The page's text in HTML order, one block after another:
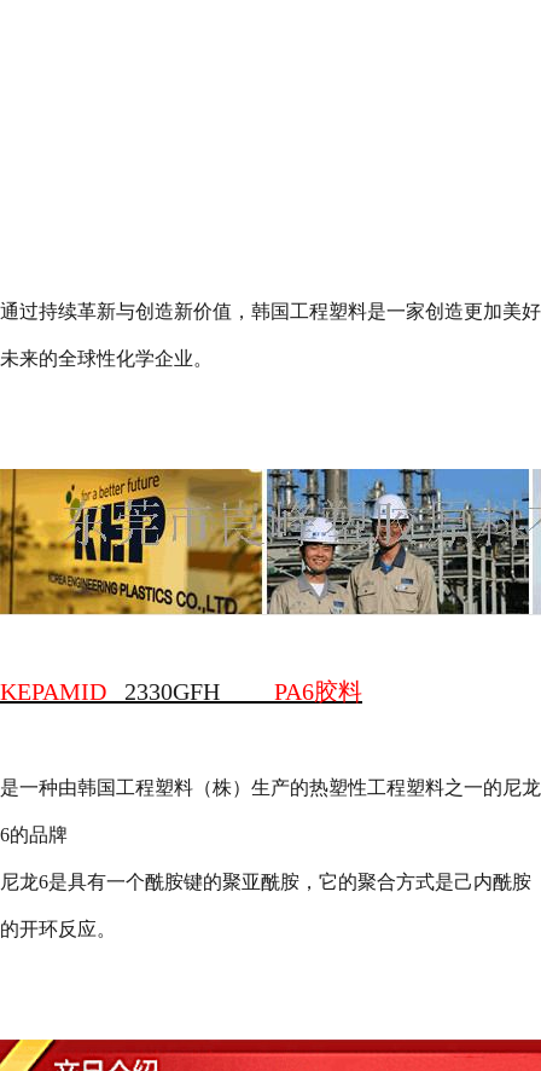
通过持续革新与创造新价值，韩国工程塑料是一家创造更加美好
未来的全球性化学企业。
KEPAMID 2330GFH PA6胶料
是一种由韩国工程塑料（株）生产的热塑性工程塑料之一的尼龙
6的品牌
尼龙6是具有一个酰胺键的聚亚酰胺，它的聚合方式是己内酰胺
的开环反应。